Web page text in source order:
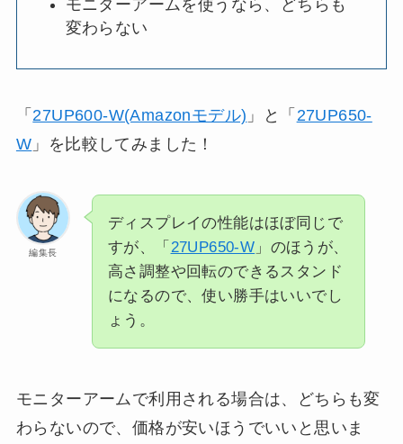
モニターアームを使うなら、どちらも
変わらない
「 27UP600-W(Amazonモデル) 」と「 27UP650-
W 」を比較してみました！
編集長
ディスプレイの性能はほぼ同じで
すが、「 27UP650-W 」のほうが、
高さ調整や回転のできるスタンド
になるので、使い勝手はいいでし
ょう。
モニターアームで利用される場合は、どちらも変
わらないので、価格が安いほうでいいと思いま